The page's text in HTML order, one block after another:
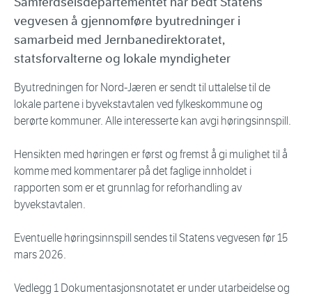
vegvesen å gjennomføre byutredninger i
samarbeid med Jernbanedirektoratet,
statsforvalterne og lokale myndigheter
Byutredningen for Nord-Jæren er sendt til uttalelse til de
lokale partene i byvekstavtalen ved fylkeskommune og
berørte kommuner. Alle interesserte kan avgi høringsinnspill.
Hensikten med høringen er først og fremst å gi mulighet til å
komme med kommentarer på det faglige innholdet i
rapporten som er et grunnlag for reforhandling av
byvekstavtalen.
Eventuelle høringsinnspill sendes til Statens vegvesen før 15
mars 2026.
Vedlegg 1 Dokumentasjonsnotatet er under utarbeidelse og